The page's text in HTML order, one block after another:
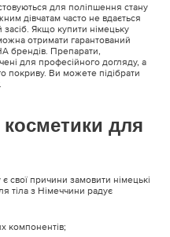
для поліпшення стану
дівчатам часто не вдається
засіб. Якщо купити німецьку
отримати гарантований
брендів. Препарати,
для професійного догляду, а
покриву. Ви можете підібрати
для
свої причини замовити німецькі
тіла з Німеччини радує
компонентів;